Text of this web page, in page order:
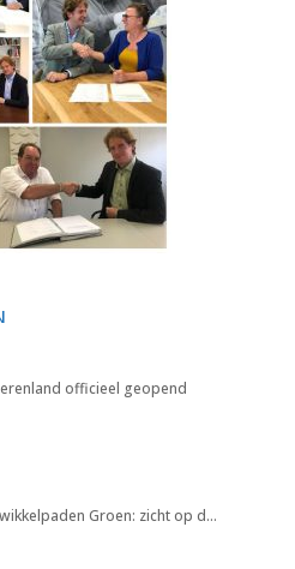
officieel geopend
Groen: zicht op d…